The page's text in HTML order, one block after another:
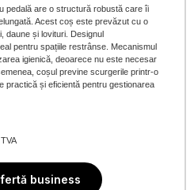
pedală are o structură robustă care îi
Acest coș este prevăzut cu o
daune și lovituri. Designul
pentru spațiile restrânse. Mecanismul
igienică, deoarece nu este necesar
coșul previne scurgerile printr-o
practică și eficientă pentru gestionarea
business